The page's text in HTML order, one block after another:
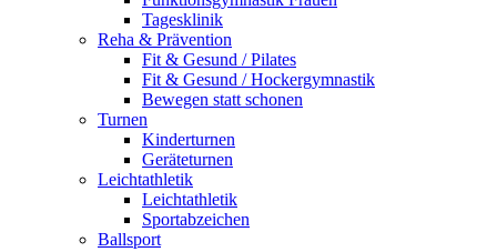
Tagesklinik
Reha & Prävention
Fit & Gesund / Pilates
Fit & Gesund / Hockergymnastik
Bewegen statt schonen
Turnen
Kinderturnen
Geräteturnen
Leichtathletik
Leichtathletik
Sportabzeichen
Ballsport